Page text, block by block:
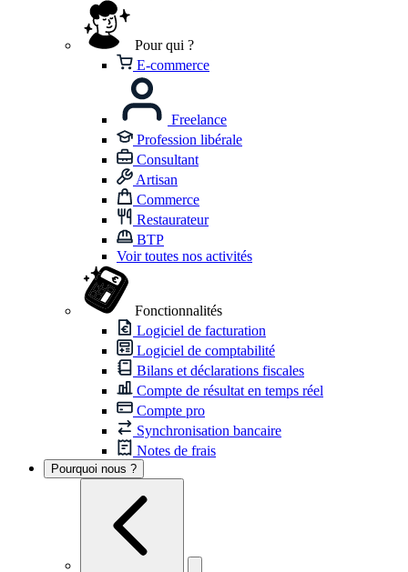
Pour qui ?
E-commerce
Freelance
Profession libérale
Consultant
Artisan
Commerce
Restaurateur
BTP
Voir toutes nos activités
Fonctionnalités
Logiciel de facturation
Logiciel de comptabilité
Bilans et déclarations fiscales
Compte de résultat en temps réel
Compte pro
Synchronisation bancaire
Notes de frais
Pourquoi nous ?